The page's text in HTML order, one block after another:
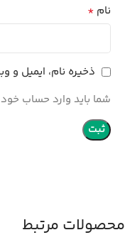
نام *
ذخیره نام، ایمیل و
شما باید وارد حساب
محصولات مرتبط